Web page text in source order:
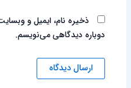
ذخیره نام، ایمیل و
دوباره دیدگاهی می‌نویسم.